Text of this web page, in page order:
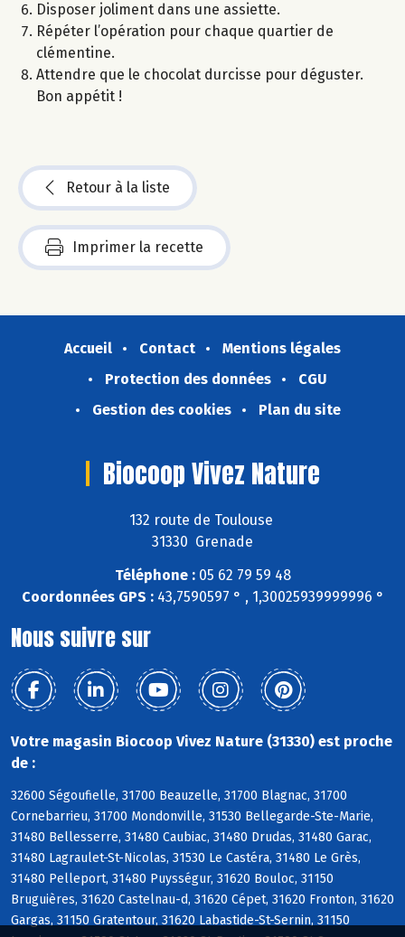
Disposer joliment dans une assiette.
Répéter l’opération pour chaque quartier de
clémentine.
Attendre que le chocolat durcisse pour déguster.
Bon appétit !
Retour à la liste
Imprimer la recette
Accueil Contact
Mentions légales
Protection des données
CGU
Gestion des cookies
Plan du site
Biocoop Vivez Nature
132 route de Toulouse
31330 Grenade
Téléphone :05 62 79 59 48
Coordonnées GPS :43,7590597 ° , 1,30025939999996 °
Nous suivre sur
Votre magasin Biocoop Vivez Nature (31330) est proche
de :
32600 Ségoufielle, 31700 Beauzelle, 31700 Blagnac, 31700
Cornebarrieu, 31700 Mondonville, 31530 Bellegarde-Ste-Marie,
31480 Bellesserre, 31480 Caubiac, 31480 Drudas, 31480 Garac,
31480 Lagraulet-St-Nicolas, 31530 Le Castéra, 31480 Le Grès,
31480 Pelleport, 31480 Puysségur, 31620 Bouloc, 31150
Bruguières, 31620 Castelnau-d, 31620 Cépet, 31620 Fronton, 31620
Gargas, 31150 Gratentour, 31620 Labastide-St-Sernin, 31150